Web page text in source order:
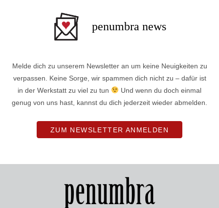
penumbra news
Melde dich zu unserem Newsletter an um keine Neuigkeiten zu
verpassen. Keine Sorge, wir spammen dich nicht zu – dafür ist
in der Werkstatt zu viel zu tun
Und wenn du doch einmal
genug von uns hast, kannst du dich jederzeit wieder abmelden.
ZUM NEWSLETTER ANMELDEN